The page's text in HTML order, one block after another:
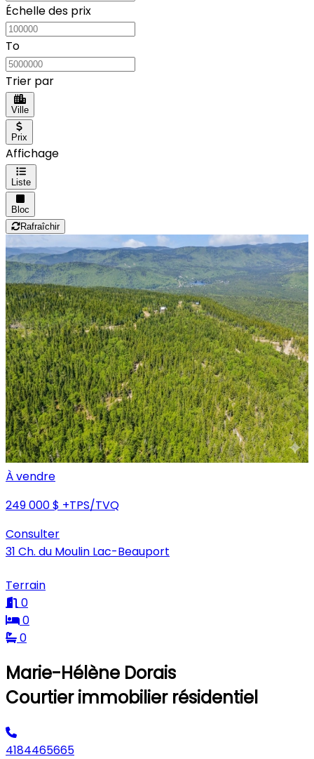
Échelle des prix
To
Trier par
Ville
Prix
Affichage
Liste
Bloc
Rafraîchir
À vendre
249 000 $ +TPS/TVQ
Consulter
31 Ch. du Moulin Lac-Beauport
Terrain
0
0
0
Marie-Hélène Dorais
Courtier immobilier résidentiel
4184465665